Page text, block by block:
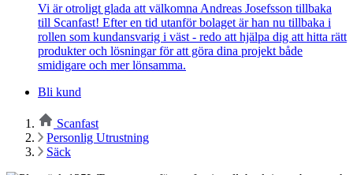
Vi är otroligt glada att välkomna Andreas Josefsson tillbaka
till Scanfast! Efter en tid utanför bolaget är han nu tillbaka i
rollen som kundansvarig i väst - redo att hjälpa dig att hitta rätt
produkter och lösningar för att göra dina projekt både
smidigare och mer lönsamma.
Bli kund
Scanfast
Personlig Utrustning
Säck